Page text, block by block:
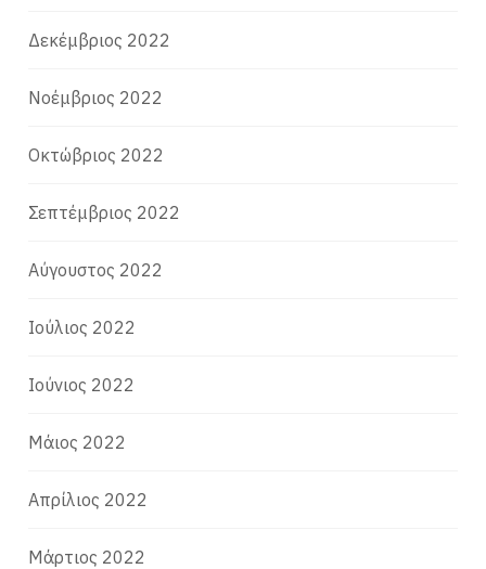
Δεκέμβριος 2022
Νοέμβριος 2022
Οκτώβριος 2022
Σεπτέμβριος 2022
Αύγουστος 2022
Ιούλιος 2022
Ιούνιος 2022
Μάιος 2022
Απρίλιος 2022
Μάρτιος 2022